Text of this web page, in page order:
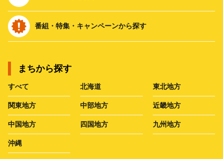
番組・特集・キャンペーンから探す
まちから探す
すべて 北海道 東北地方
関東地方 中部地方 近畿地方
中国地方 四国地方 九州地方
沖縄